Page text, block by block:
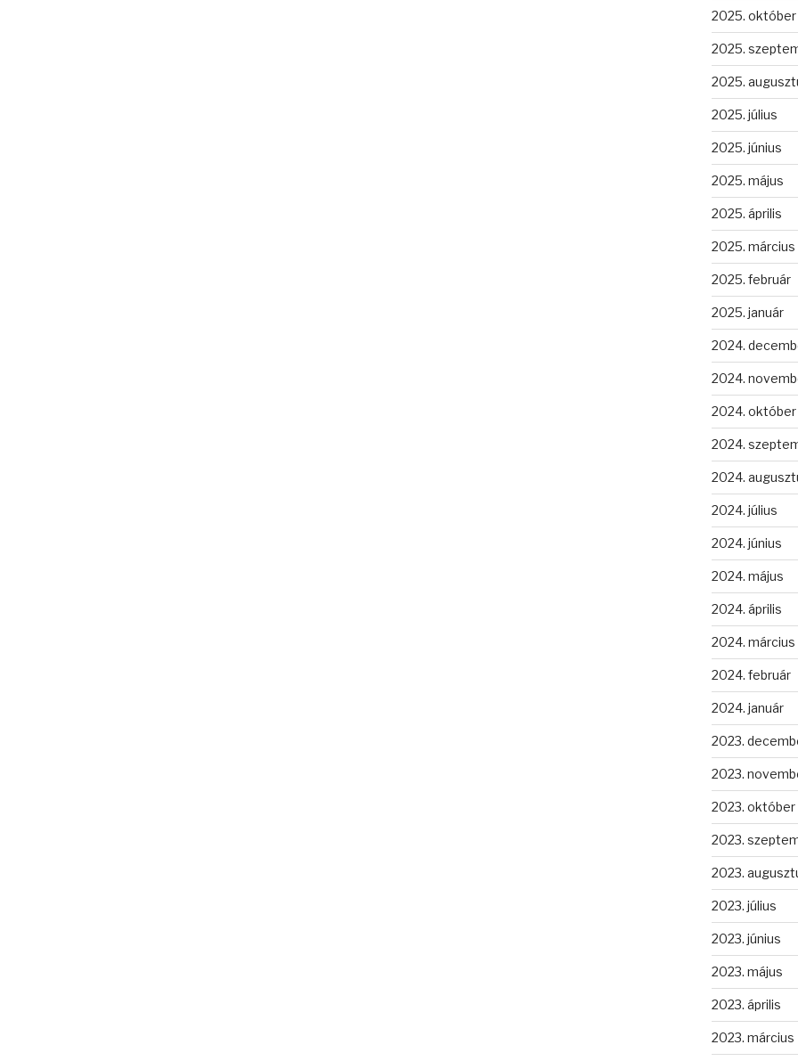
2025. október
2025.
2025.
2025. július
2025. június
2025. május
2025. április
2025. március
2025. február
2025. január
2024.
2024.
2024. október
2024.
2024.
2024. július
2024. június
2024. május
2024. április
2024. március
2024. február
2024. január
2023.
2023.
2023. október
2023.
2023.
2023. július
2023. június
2023. május
2023. április
2023. március